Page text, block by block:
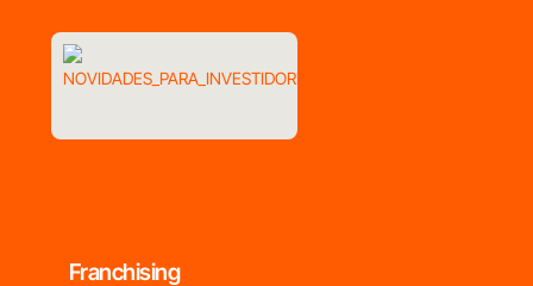
Franchising